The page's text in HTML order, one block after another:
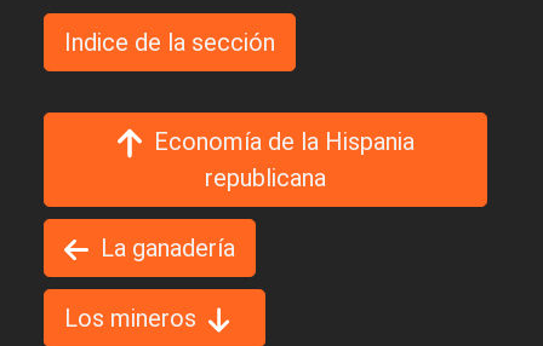
Indice de la sección
Economía de la Hispania
republicana
La ganadería
Los mineros